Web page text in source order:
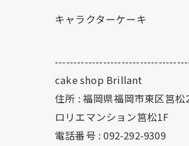
キャラクターケーキ
cake shop Brillant
住所 : 福岡県福岡市東区筥松
ロリエマンション筥松1F
電話番号 : 092-292-9309